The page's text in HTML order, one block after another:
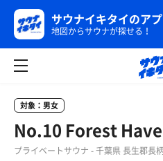
サウナイキタイのア
地図からサウナが探せる！
対象：男女
No.10 Forest
プライベートサウナ - 千葉県 長生郡長